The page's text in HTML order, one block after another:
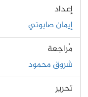
إعداد
إيمان صابوني
مُراجعة
شروق محمود
تحرير